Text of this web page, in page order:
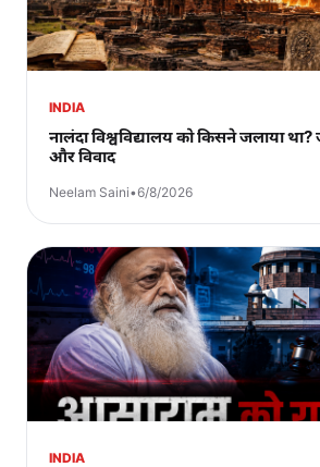
INDIA
नालंदा विश्वविद्यालय को किसने जलाया था?
और विवाद
Neelam Saini•6/8/2026
INDIA